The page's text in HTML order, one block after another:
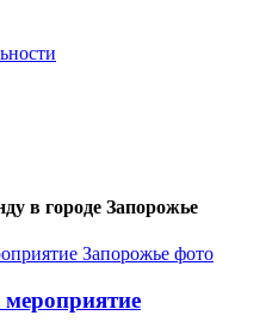
в городе Запорожье